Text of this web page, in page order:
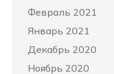
Февраль 2021
Январь 2021
Декабрь 2020
Ноябрь 2020